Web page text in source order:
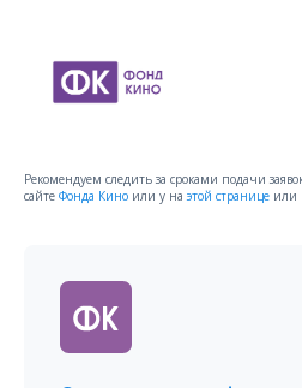
Рекомендуем следить за сроками подачи
сайте Фонда Кино или у на этой странице или